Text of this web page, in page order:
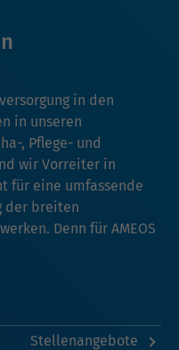
in den
in unseren
, Pflege- und
wir Vorreiter in
für eine umfassende
der breiten
Denn für AMEOS
Stellenangebote